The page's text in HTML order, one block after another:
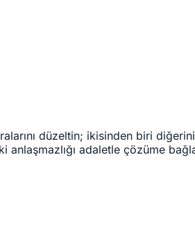
düzeltin; ikisinden biri
anlaşmazlığı adaletle çözüme